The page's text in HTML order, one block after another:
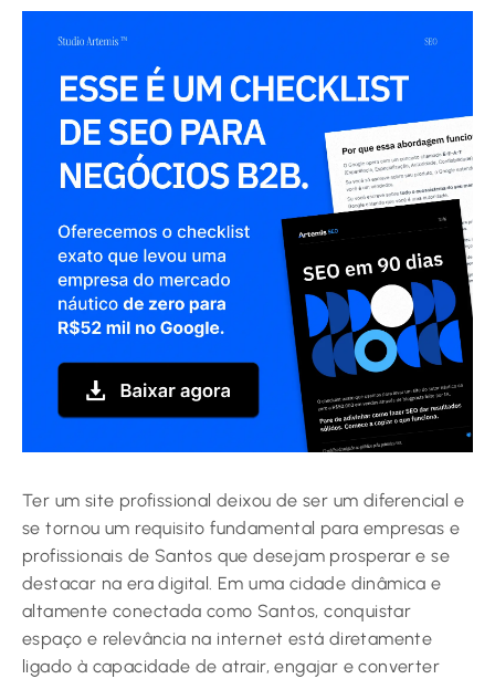
Ter um site profissional deixou de ser um diferencial e
se tornou um requisito fundamental para empresas e
profissionais de Santos que desejam prosperar e se
destacar na era digital. Em uma cidade dinâmica e
altamente conectada como Santos, conquistar
espaço e relevância na internet está diretamente
ligado à capacidade de atrair, engajar e converter